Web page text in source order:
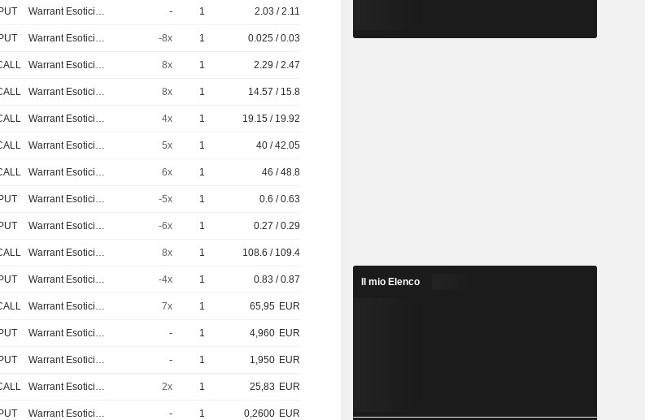
PUT Warrant Esotici e Strutturati - 1 2.03 / 2.11
PUT Warrant Esotici e Strutturati -8x 1 0.025 / 0.03
Warrant Esotici e Strutturati 8x 1 2.29 / 2.47
Warrant Esotici e Strutturati 8x 1 14.57 / 15.8
Warrant Esotici e Strutturati 4x 1 19.15 / 19.92
Warrant Esotici e Strutturati 5x 1 40 / 42.05
Warrant Esotici e Strutturati 6x 1 46 / 48.8
PUT Warrant Esotici e Strutturati -5x 1 0.6 / 0.63
PUT Warrant Esotici e Strutturati -6x 1 0.27 / 0.29
Warrant Esotici e Strutturati 8x 1 108.6 / 109.4
PUT Warrant Esotici e Strutturati -4x 1 0.83 / 0.87
Warrant Esotici e Strutturati 7x 1 65,95 EUR
PUT Warrant Esotici e Strutturati - 1 4,960 EUR
PUT Warrant Esotici e Strutturati - 1 1,950 EUR
Warrant Esotici e Strutturati 2x 1 25,83 EUR
PUT Warrant Esotici e Strutturati - 1 0,2600 EUR
Il mio Elenco